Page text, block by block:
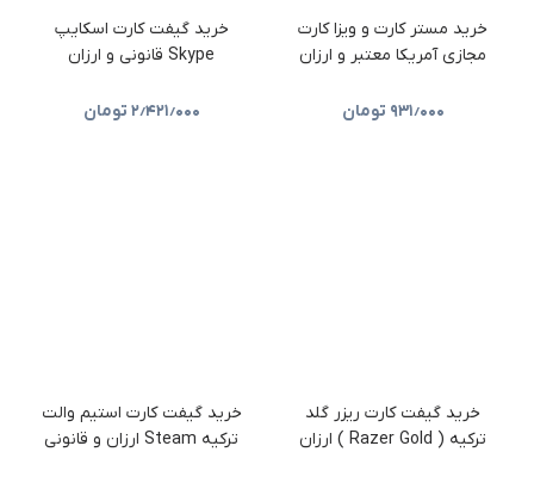
خرید مستر کارت و ویزا کارت
مجازی آمریکا معتبر و ارزان
۹۳۱٫۰۰۰ تومان
خرید گیفت کارت اسکایپ
Skype قانونی و ارزان
۲٫۴۲۱٫۰۰۰ تومان
خرید گیفت کارت ریزر گلد
ترکیه ( Razer Gold ) ارزان
خرید گیفت کارت استیم والت
ترکیه Steam ارزان و قانونی